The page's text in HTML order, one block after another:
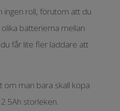
ingen roll, förutom att du
batterierna mellan
får lite fler laddare att
om man bara skall köpa
storleken.